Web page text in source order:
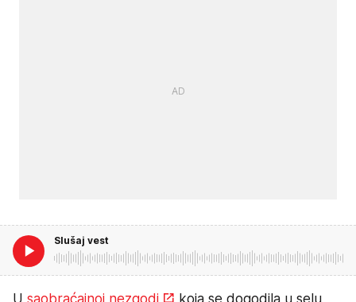
Slušaj vest
U saobraćajnoj nezgodi
koja se dogodila u selu